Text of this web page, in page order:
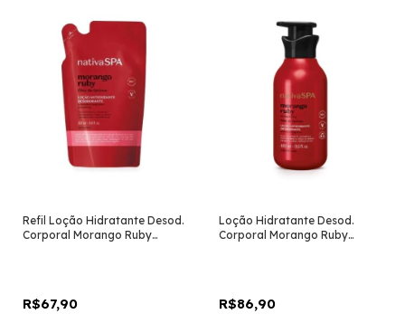
Refil Loção Hidratante Desod.
Corporal Morango Ruby
R$67,90
Loção Hidratante Desod.
Corporal Morango Ruby
R$86,90